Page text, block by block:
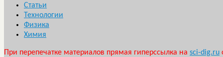
Статьи
Технологии
Физика
Химия
При перепечатке материалов прямая гиперссылка на sci-dig.ru